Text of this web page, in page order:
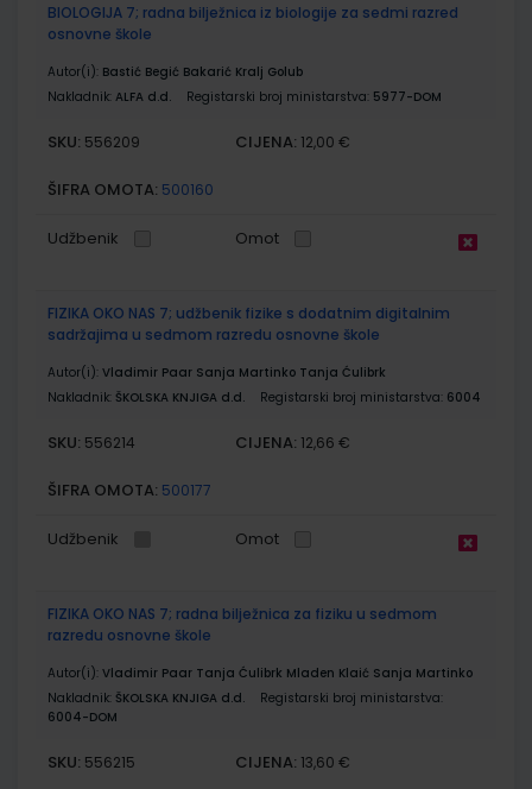
BIOLOGIJA 7; radna bilježnica iz biologije za sedmi razred
osnovne škole
Autor(i): Bastić Begić Bakarić Kralj Golub
Nakladnik: ALFA d.d. Registarski broj ministarstva: 5977-DOM
SKU: 556209 CIJENA: 12,00 €
ŠIFRA OMOTA: 500160
Udžbenik Omot
FIZIKA OKO NAS 7; udžbenik fizike s dodatnim digitalnim
sadržajima u sedmom razredu osnovne škole
Autor(i): Vladimir Paar Sanja Martinko Tanja Ćulibrk
Nakladnik: ŠKOLSKA KNJIGA d.d. Registarski broj ministarstva: 6004
SKU: 556214 CIJENA: 12,66 €
ŠIFRA OMOTA: 500177
Udžbenik Omot
FIZIKA OKO NAS 7; radna bilježnica za fiziku u sedmom
razredu osnovne škole
Autor(i): Vladimir Paar Tanja Ćulibrk Mladen Klaić Sanja Martinko
Nakladnik: ŠKOLSKA KNJIGA d.d.
Registarski broj ministarstva:
6004-DOM
SKU: 556215 CIJENA: 13,60 €